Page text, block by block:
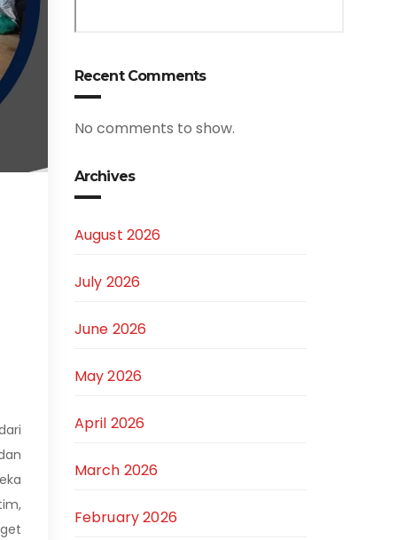
Recent Comments
No comments to show.
Archives
August 2026
July 2026
June 2026
May 2026
April 2026
March 2026
February 2026